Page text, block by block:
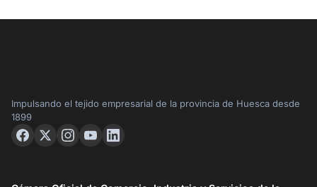
Impulsando el tejido empresarial de la provincia de Huesca desde
1899